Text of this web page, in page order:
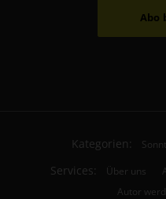
Abo
Kategorien:
Services: Über uns
Autor